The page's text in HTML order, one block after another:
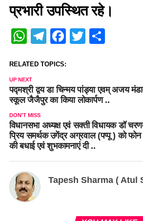
प्रभारी उपस्थित रहे।
WhatsApp
Telegram
Facebook
Twitter
Share
RELATED TOPICS:
UP NEXT
पद्मश्री द्वय डा चिन्मय पांड्या एवम् अजय
स्कूल जैजैपुर का किया लोकार्पण ..
DON'T MISS
विधानसभा अध्यक्ष एवं सक्ती विधायक डॉ
प्रिय समर्थक उगेंद्र अग्रवाल (पप्पू ) को
की बधाई एवं शुभकामनाएं दी ..
Tapesh Sharma ( Atul